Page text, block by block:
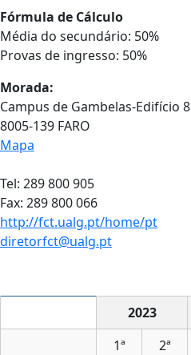
Fórmula de Cálculo
Média do secundário: 50%
Provas de ingresso: 50%
Morada:
Campus de Gambelas-Edifício 8
8005-139 FARO
Mapa
Tel: 289 800 905
Fax: 289 800 066
http://fct.ualg.pt/home/pt
diretorfct@ualg.pt
2023
1ª
2ª